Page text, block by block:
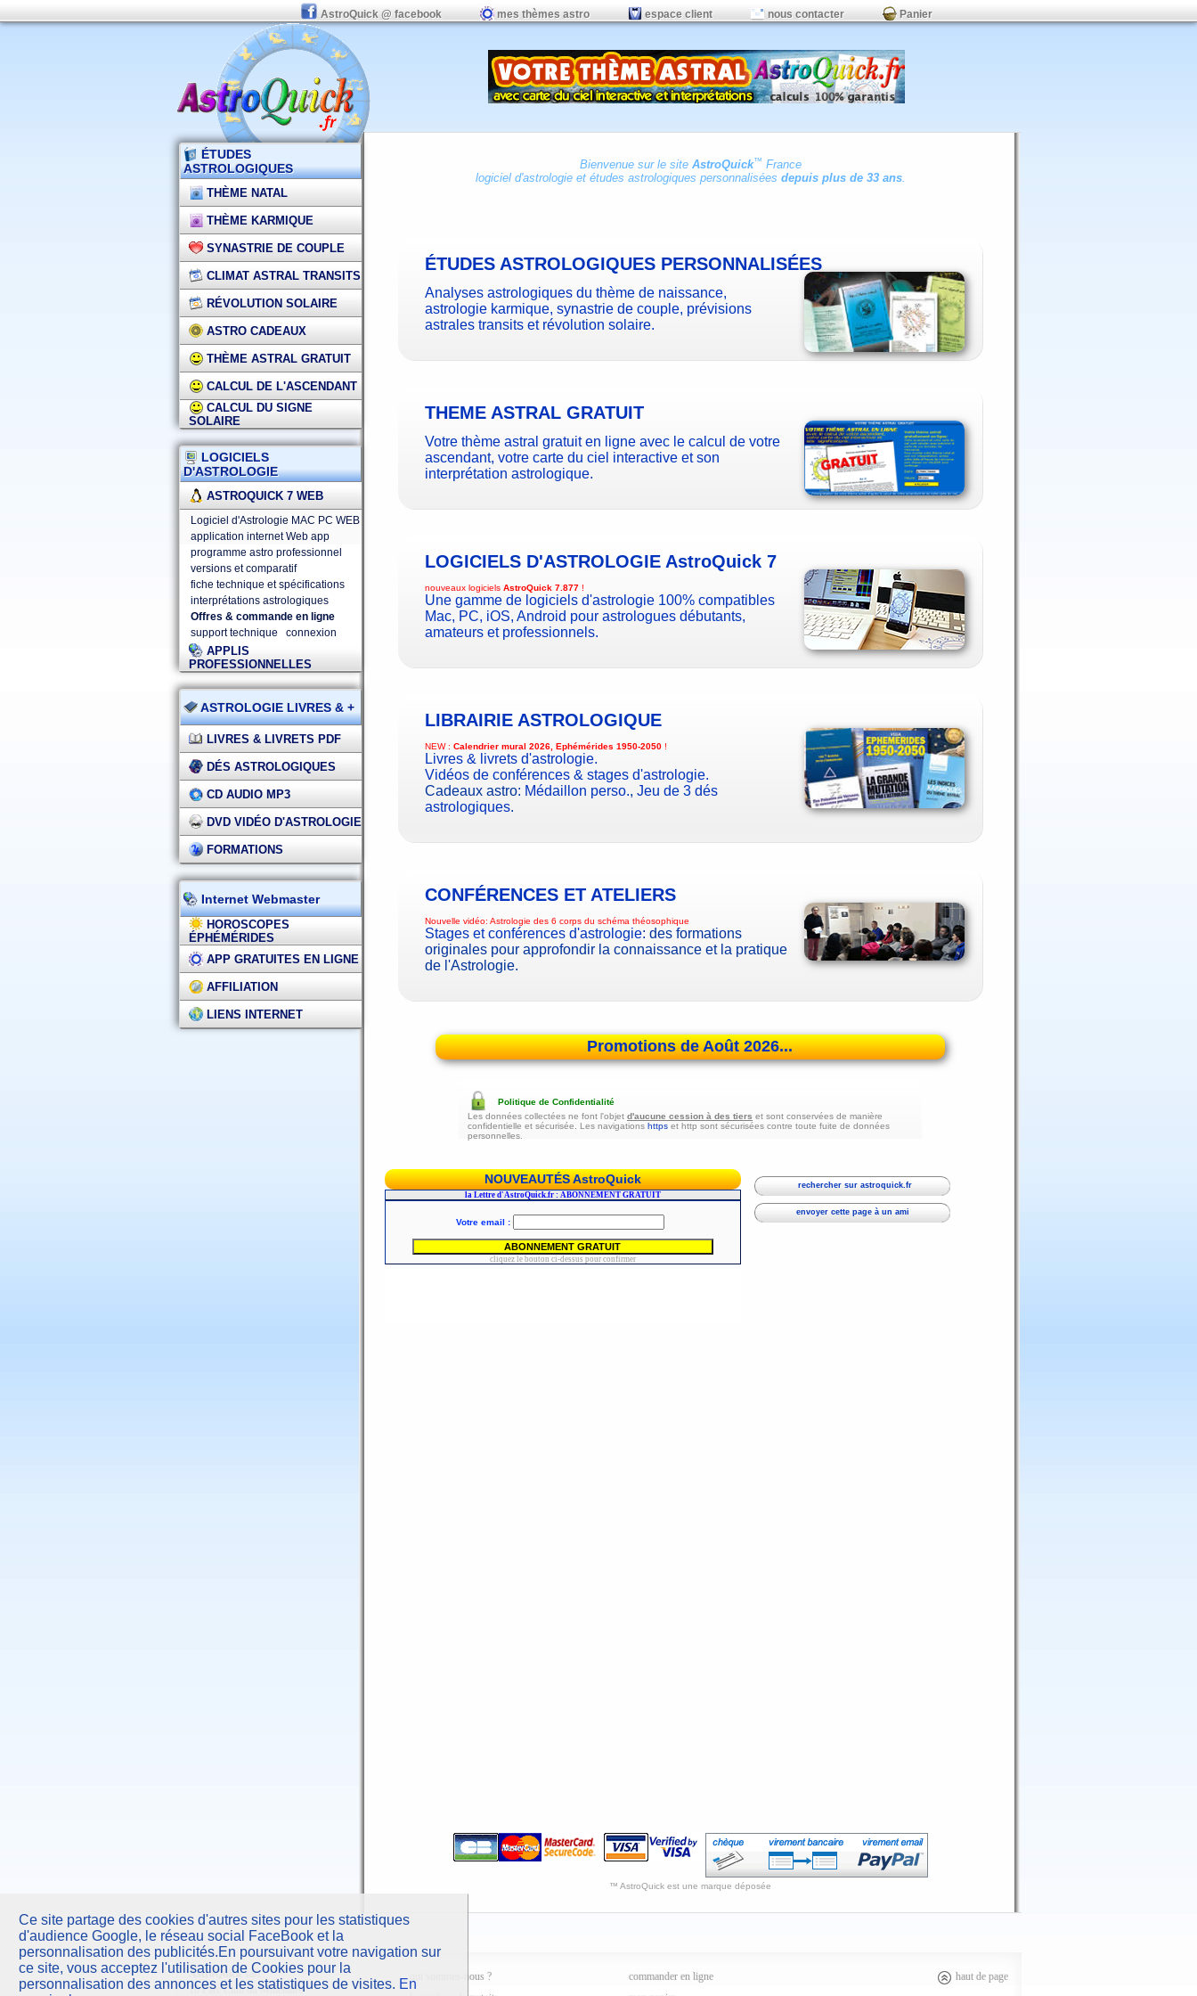
Ce site partage des cookies d'autres sites pour les statistiques
d'audience Google, le réseau social FaceBook et la
personnalisation des publicités.En poursuivant votre navigation sur
ce site, vous acceptez l'utilisation de Cookies pour la
personnalisation des annonces et les statistiques de visites. En
AstroQuick @ facebook mes thèmes astro espace client nous contacter Panier
ÉTUDES
ASTROLOGIQUES
THÈME NATAL
THÈME KARMIQUE
SYNASTRIE DE COUPLE
CLIMAT ASTRAL TRANSITS
RÉVOLUTION SOLAIRE
ASTRO CADEAUX
THÈME ASTRAL GRATUIT
CALCUL DE L'ASCENDANT
CALCUL DU SIGNE
SOLAIRE
LOGICIELS
D'ASTROLOGIE
ASTROQUICK 7 WEB
Logiciel d'Astrologie MAC PC WEB
application internet Web app
programme astro professionnel
versions et comparatif
fiche technique et spécifications
interprétations astrologiques
Offres & commande en ligne
support technique
connexion
APPLIS
PROFESSIONNELLES
ASTROLOGIE LIVRES & +
LIVRES & LIVRETS PDF
DÉS ASTROLOGIQUES
CD AUDIO MP3
DVD VIDÉO D'ASTROLOGIE
FORMATIONS
Internet Webmaster
HOROSCOPES
ÉPHÉMÉRIDES
APP GRATUITES EN LIGNE
AFFILIATION
LIENS INTERNET
Bienvenue sur le site AstroQuick™ France
logiciel d'astrologieet études astrologiques personnalisées depuis plus de 33 ans.
ÉTUDES ASTROLOGIQUES PERSONNALISÉES
Analyses astrologiques du thème de naissance,
astrologie karmique, synastrie de couple, prévisions
astrales transits et révolution solaire.
THEME ASTRAL GRATUIT
Votre thème astral gratuit en ligne avec le calcul de votre
ascendant, votre carte du ciel interactive et son
interprétation astrologique.
LOGICIELS D'ASTROLOGIE AstroQuick 7
nouveaux logiciels AstroQuick 7.877 !
Une gamme de logiciels d'astrologie 100% compatibles
Mac, PC, iOS, Android pour astrologues débutants,
amateurs et professionnels.
LIBRAIRIE ASTROLOGIQUE
NEW : Calendrier mural 2026, Ephémérides 1950-2050 !
Livres & livrets d'astrologie.
Vidéos de conférences & stages d'astrologie.
Cadeaux astro: Médaillon perso., Jeu de 3 dés
astrologiques.
CONFÉRENCES ET ATELIERS
Nouvelle vidéo: Astrologie des 6 corps du schéma théosophique
Stages et conférences d'astrologie: des formations
originales pour approfondir la connaissance et la pratique
de l'Astrologie.
Promotions de Août 2026...
Politique de Confidentialité
Les données collectées ne font l'objet d'aucune cession à des tiers et sont conservées de manière
confidentielle et sécurisée. Les navigations https et http sont sécurisées contre toute fuite de données
personnelles.
NOUVEAUTÉS AstroQuick rechercher sur astroquick.fr
envoyer cette page à un ami
™ AstroQuick est une marque déposée
AstroQuicksarl
10 Parc Club du Millénaire
qui sommes-nous ?
commander en ligne
haut de page